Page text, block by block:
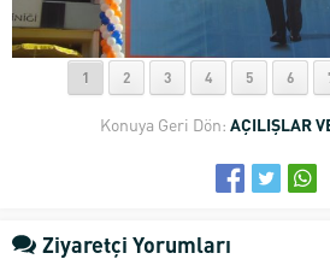
1 2 3 4 5 6
Konuya Geri Dön: AÇILIŞLAR
Ziyaretçi Yorumları